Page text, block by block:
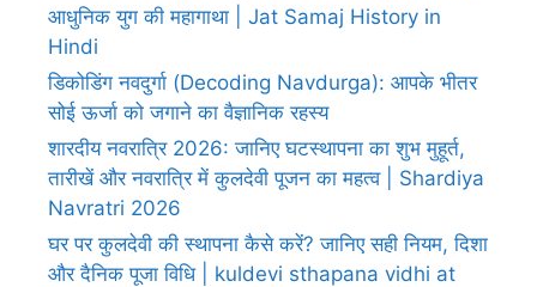
आधुनिक युग की महागाथा | Jat Samaj History in
Hindi
डिकोडिंग नवदुर्गा (Decoding Navdurga): आपके भीतर
सोई ऊर्जा को जगाने का वैज्ञानिक रहस्य
शारदीय नवरात्रि 2026: जानिए घटस्थापना का शुभ मुहूर्त,
तारीखें और नवरात्रि में कुलदेवी पूजन का महत्व | Shardiya
Navratri 2026
घर पर कुलदेवी की स्थापना कैसे करें? जानिए सही नियम, दिशा
और दैनिक पूजा विधि | kuldevi sthapana vidhi at